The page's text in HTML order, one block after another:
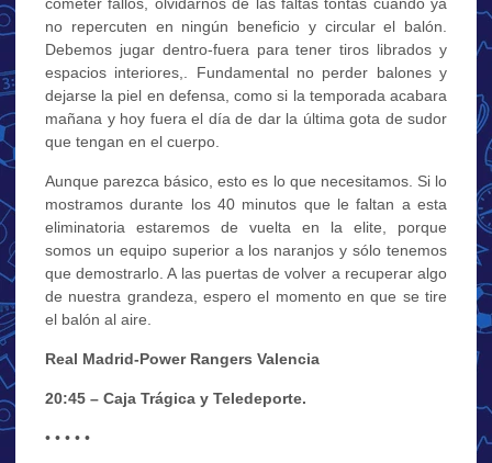
no repercuten en ningún beneficio y circular el balón.
Debemos jugar dentro-fuera para tener tiros librados y
espacios interiores,. Fundamental no perder balones y
dejarse la piel en defensa, como si la temporada acabara
mañana y hoy fuera el día de dar la última gota de sudor
que tengan en el cuerpo.
Aunque parezca básico, esto es lo que necesitamos. Si lo
mostramos durante los 40 minutos que le faltan a esta
eliminatoria estaremos de vuelta en la elite, porque
somos un equipo superior a los naranjos y sólo tenemos
que demostrarlo. A las puertas de volver a recuperar algo
de nuestra grandeza, espero el momento en que se tire
el balón al aire.
Real Madrid-Power Rangers Valencia
20:45 – Caja Trágica y Teledeporte.
• • • • •